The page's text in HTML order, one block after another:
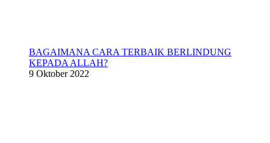
BAGAIMANA CARA TERBAIK BERLINDUNG
KEPADA ALLAH?
9 Oktober 2022